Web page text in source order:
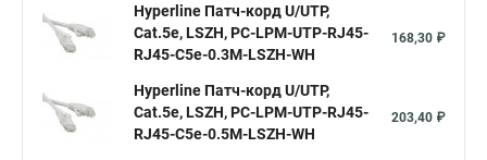
Hyperline Патч-корд U/UTP,
Cat.5е, LSZH, PC-LPM-UTP-RJ45-
RJ45-C5e-0.3M-LSZH-WH
168,30 ₽
Hyperline Патч-корд U/UTP,
Cat.5e, LSZH, PC-LPM-UTP-RJ45-
RJ45-C5e-0.5M-LSZH-WH
203,40 ₽